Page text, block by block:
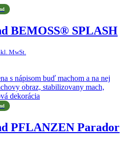
BEMOSS® SPLASH
€
€
MwSt.
PFLANZEN Parador